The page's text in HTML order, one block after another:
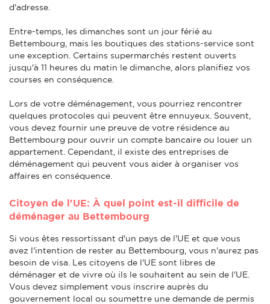
d'adresse.
Entre-temps, les dimanches sont un jour férié au
Bettembourg, mais les boutiques des stations-service sont
une exception. Certains supermarchés restent ouverts
jusqu'à 11 heures du matin le dimanche, alors planifiez vos
courses en conséquence.
Lors de votre déménagement, vous pourriez rencontrer
quelques protocoles qui peuvent être ennuyeux. Souvent,
vous devez fournir une preuve de votre résidence au
Bettembourg pour ouvrir un compte bancaire ou louer un
appartement. Cependant, il existe des entreprises de
déménagement qui peuvent vous aider à organiser vos
affaires en conséquence.
Citoyen de l'UE: À quel point est-il difficile de
déménager au Bettembourg
Si vous êtes ressortissant d'un pays de l'UE et que vous
avez l'intention de rester au Bettembourg, vous n'aurez pas
besoin de visa. Les citoyens de l'UE sont libres de
déménager et de vivre où ils le souhaitent au sein de l'UE.
Vous devez simplement vous inscrire auprès du
gouvernement local ou soumettre une demande de permis